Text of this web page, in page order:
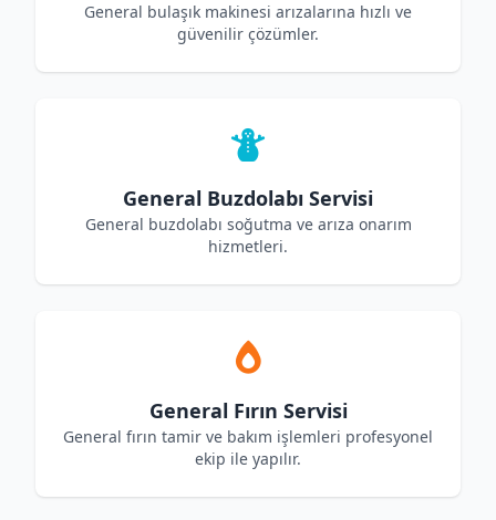
General bulaşık makinesi arızalarına hızlı ve
güvenilir çözümler.
General Buzdolabı Servisi
General buzdolabı soğutma ve arıza onarım
hizmetleri.
General Fırın Servisi
General fırın tamir ve bakım işlemleri profesyonel
ekip ile yapılır.